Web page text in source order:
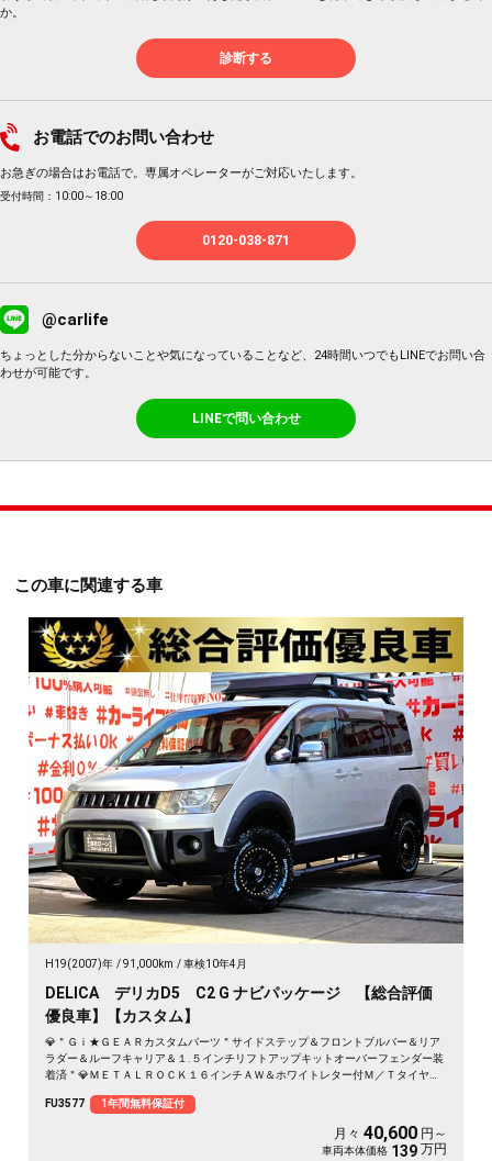
か。
診断する
お電話でのお問い合わせ
お急ぎの場合はお電話で。専属オペレーターがご対応いたします。
受付時間：10:00～18:00
0120-038-871
@carlife
ちょっとした分からないことや気になっていることなど、24時間いつでもLINEでお問い合
わせが可能です。
LINEで問い合わせ
この車に関連する車
H19(2007)年 91,000km 車検10年4月
DELICA デリカD5 C2 G ナビパッケージ 【総合評価
優良車】【カスタム】
💎＂Ｇｉ★ＧＥＡＲカスタムパーツ＂サイドステップ＆フロントブルバー＆リア
ラダー＆ルーフキャリア＆１.５インチリフトアップキットオーバーフェンダー装
着済＂💎ＭＥＴＡＬＲＯＣＫ１６インチＡＷ＆ホワイトレター付Ｍ／Ｔタイヤ装
イドドアで乗り降り楽々快適🚪高速走行はクルーズコントロールで楽々運転🏁純
正ＨＤＤナビ🗾ＤＶＤ💿地デジフルセグＴＶ📺走行中映像視聴可能👀
FU3577 1年間無料保証付
月々 40,600 円～
車両本体価格 139 万円